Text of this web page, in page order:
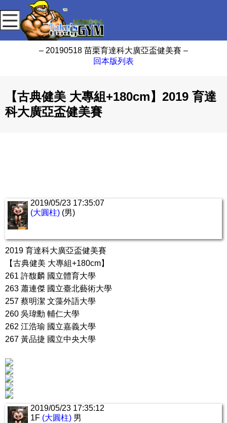
– 20190518 苗栗育達科大廣亞盃健美賽 –
回本版列表
【古典健美 大專組+180cm】2019 育達
科大廣亞盃健美賽
2019/05/23 17:35:07
(大圓柱) (男)
2019 育達科大廣亞盃健美賽
【古典健美 大專組+180cm】
261 許馥麟 國立體育大學
263 蕭連傑 國立臺北藝術大學
257 蔡明潔 文藻外語大學
260 吳瑋勳 輔仁大學
262 江浩瑜 國立嘉義大學
267 黃品捷 國立中央大學
2019/05/23 17:35:12
1F (大圓柱) 男